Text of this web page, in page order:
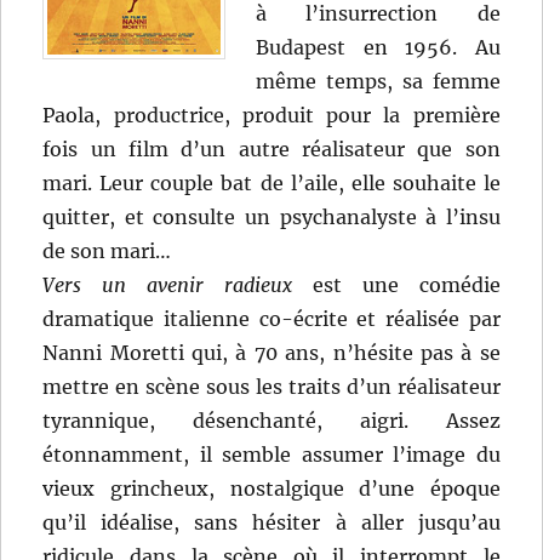
à l’insurrection de
Budapest en 1956. Au
même temps, sa femme
Paola, productrice, produit pour la première
fois un film d’un autre réalisateur que son
mari. Leur couple bat de l’aile, elle souhaite le
quitter, et consulte un psychanalyste à l’insu
de son mari…
Vers un avenir radieux est une comédie
dramatique italienne co-écrite et réalisée par
Nanni Moretti qui, à 70 ans, n’hésite pas à se
mettre en scène sous les traits d’un réalisateur
tyrannique, désenchanté, aigri. Assez
étonnamment, il semble assumer l’image du
vieux grincheux, nostalgique d’une époque
qu’il idéalise, sans hésiter à aller jusqu’au